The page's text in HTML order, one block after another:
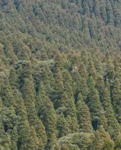
日
時
: